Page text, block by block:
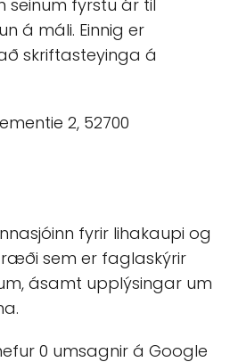
seinum fyrstu ár til
á máli. Einnig er
skriftasteyinga á
2, 52700
fyrir lihakaupi og
sem er faglaskýrir
ásamt upplýsingar um
0 umsagnir á Google